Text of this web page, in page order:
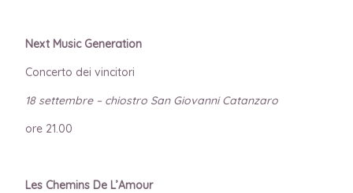
Next Music Generation
Concerto dei vincitori
18 settembre – chiostro San Giovanni Catanzaro
ore 21.00
Les Chemins De L’Amour